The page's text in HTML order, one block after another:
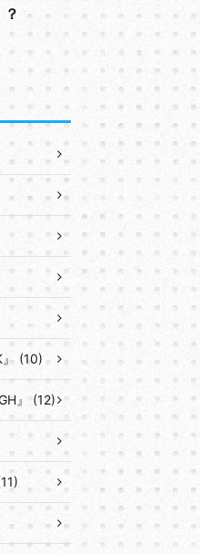
(10)
』 (12)